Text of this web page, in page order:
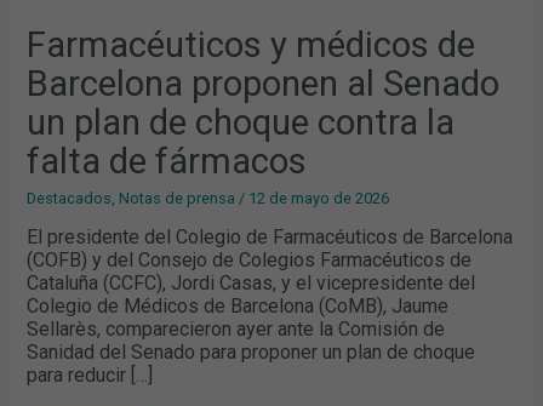
Farmacéuticos y médicos de
Barcelona proponen al Senado
un plan de choque contra la
falta de fármacos
Destacados, Notas de prensa / 12 de mayo de 2026
El presidente del Colegio de Farmacéuticos de Barcelona
(COFB) y del Consejo de Colegios Farmacéuticos de
Cataluña (CCFC), Jordi Casas, y el vicepresidente del
Colegio de Médicos de Barcelona (CoMB), Jaume
Sellarès, comparecieron ayer ante la Comisión de
Sanidad del Senado para proponer un plan de choque
para reducir […]